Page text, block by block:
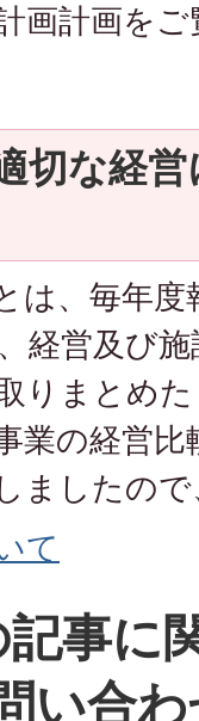
画計画を
切な経
は、毎年
経営及び
りまとめ
業の経営
ましたの
て
記事に
い合